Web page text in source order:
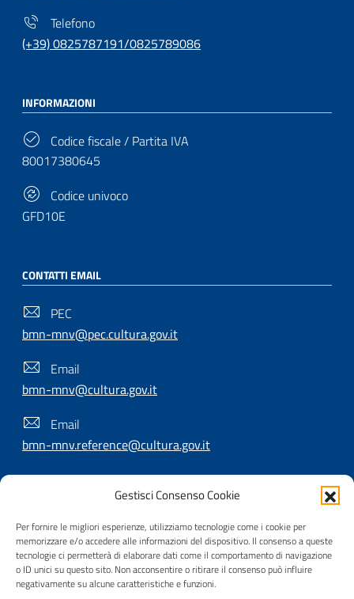
Gestisci Consenso Cookie
Per fornire le migliori esperienze, utilizziamo tecnologie come i cookie per
memorizzare e/o accedere alle informazioni del dispositivo. Il consenso a queste
tecnologie ci permetterà di elaborare dati come il comportamento di navigazione
o ID unici su questo sito. Non acconsentire o ritirare il consenso può influire
negativamente su alcune caratteristiche e funzioni.
Telefono
(+39) 0825787191/0825789086
INFORMAZIONI
Codice fiscale / Partita IVA
80017380645
Codice univoco
GFD10E
CONTATTI EMAIL
PEC
bmn-mnv@pec.cultura.gov.it
Email
bmn-mnv@cultura.gov.it
Email
bmn-mnv.reference@cultura.gov.it
Useful Links Section
Privacy | Cookie policy | Contatti |